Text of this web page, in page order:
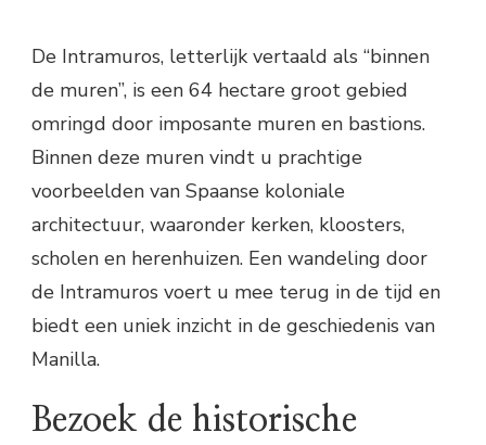
De Intramuros, letterlijk vertaald als “binnen
de muren”, is een 64 hectare groot gebied
omringd door imposante muren en bastions.
Binnen deze muren vindt u prachtige
voorbeelden van Spaanse koloniale
architectuur, waaronder kerken, kloosters,
scholen en herenhuizen. Een wandeling door
de Intramuros voert u mee terug in de tijd en
biedt een uniek inzicht in de geschiedenis van
Manilla.
Bezoek de historische